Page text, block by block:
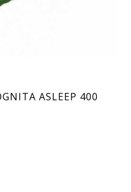
ASLEEP 400